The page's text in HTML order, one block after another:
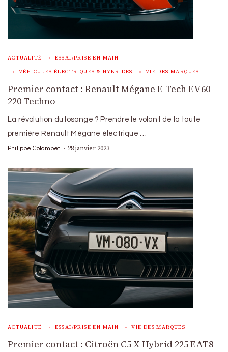
ACTUALITÉ ESSAI/PRISE EN MAIN
VÉHICULES ÉLECTRIQUES & HYBRIDES VIE DES MARQUES
Premier contact : Renault Mégane E-Tech EV60
220 Techno
La révolution du losange ? Prendre le volant de la toute
première Renault Mégane électrique …
Philippe Colombet 28 janvier 2023
ACTUALITÉ ESSAI/PRISE EN MAIN VIE DES MARQUES
Premier contact : Citroën C5 X Hybrid 225 EAT8